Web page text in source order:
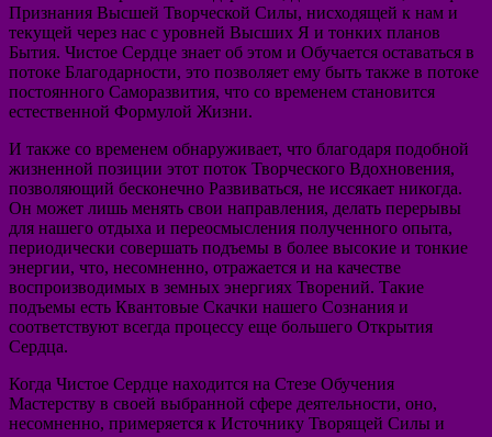
Признания Высшей Творческой Силы, нисходящей к нам и
текущей через нас с уровней Высших Я и тонких планов
Бытия. Чистое Сердце знает об этом и Обучается оставаться в
потоке Благодарности, это позволяет ему быть также в потоке
постоянного Саморазвития, что со временем становится
естественной Формулой Жизни.
И также со временем обнаруживает, что благодаря подобной
жизненной позиции этот поток Творческого Вдохновения,
позволяющий бесконечно Развиваться, не иссякает никогда.
Он может лишь менять свои направления, делать перерывы
для нашего отдыха и переосмысления полученного опыта,
периодически совершать подъемы в более высокие и тонкие
энергии, что, несомненно, отражается и на качестве
воспроизводимых в земных энергиях Творений. Такие
подъемы есть Квантовые Скачки нашего Сознания и
соответствуют всегда процессу еще большего Открытия
Сердца.
Когда Чистое Сердце находится на Стезе Обучения
Мастерству в своей выбранной сфере деятельности, оно,
несомненно, примеряется к Источнику Творящей Силы и